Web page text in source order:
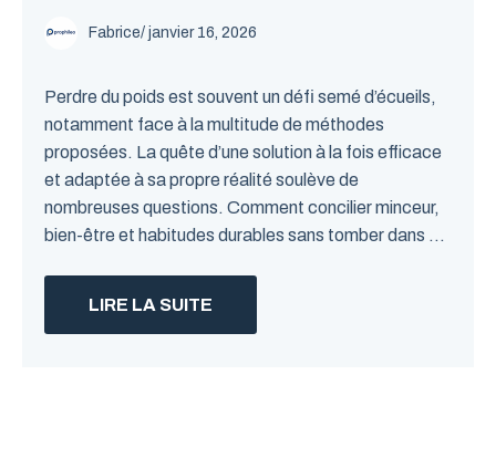
Fabrice/ janvier 16, 2026
Perdre du poids est souvent un défi semé d’écueils,
notamment face à la multitude de méthodes
proposées. La quête d’une solution à la fois efficace
et adaptée à sa propre réalité soulève de
nombreuses questions. Comment concilier minceur,
bien-être et habitudes durables sans tomber dans ...
LIRE LA SUITE